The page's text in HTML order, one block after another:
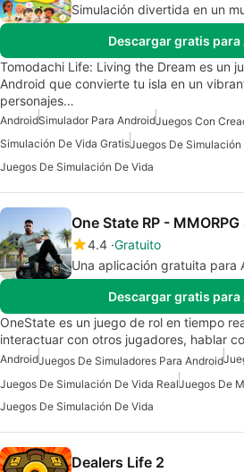
Simulación divertida en un
Descargar gratis
Tomodachi Life: Living the Dream es un
Android que convierte tu isla en un
personajes…
AndroidSimulador Para Android
Simulación De Vida Gratis
Juegos De Simulación De Vida
One State RP -
4.4 Gratuito
Una aplicación gratuita para
Descargar gratis
OneState es un juego de rol en tiempo
interactuar con otros jugadores, hablar
AndroidJuegos De Simuladores Para Android
Juegos De Simulación De Vida RealJuegos De
Juegos De Simulación De Vida
Dealers Life 2